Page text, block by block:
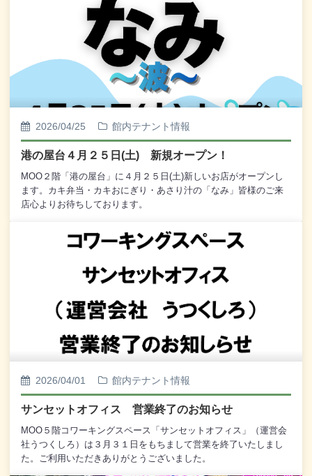
ろしくお願い申し上げます。
2026/04/25 館内テナント情報
港の屋台４月２５日(土) 新規オープン！
MOO２階「港の屋台」に４月２５日(土)新しいお店がオープンし
ます。カキ弁当・カキおにぎり・あさり汁の「なみ」皆様のご来
店心よりお待ちしております。
2026/04/01 館内テナント情報
サンセットオフィス 営業終了のお知らせ
MOO５階コワーキングスペース「サンセットオフィス」（運営会
社うつくしろ）は３月３１日をもちまして営業を終了いたしまし
た。ご利用いただきありがとうございました。